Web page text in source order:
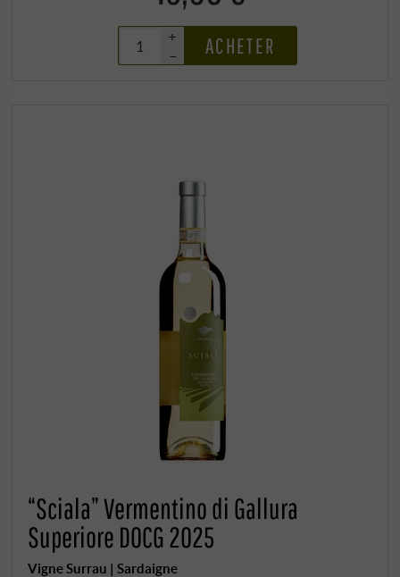
+
–
ACHETER
“Sciala” Vermentino di Gallura
Superiore DOCG 2025
Vigne Surrau | Sardaigne